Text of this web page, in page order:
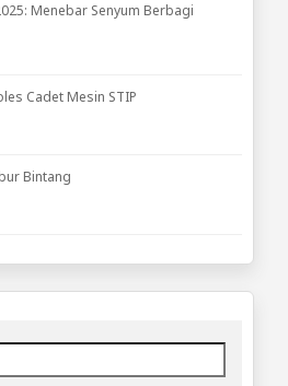
Menebar Senyum Berbagi
Cadet Mesin STIP
Bintang